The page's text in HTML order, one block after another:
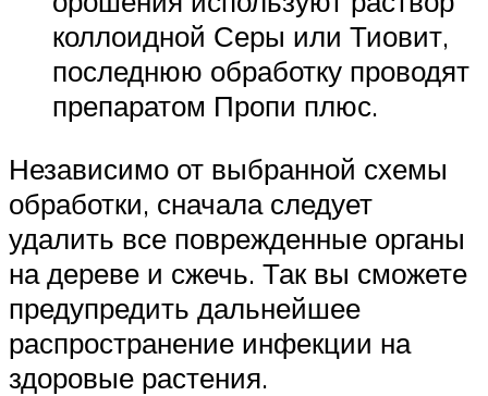
коллоидной Серы или Тиовит,
последнюю обработку проводят
препаратом Пропи плюс.
Независимо от выбранной схемы
обработки, сначала следует
удалить все поврежденные органы
на дереве и сжечь. Так вы сможете
предупредить дальнейшее
распространение инфекции на
здоровые растения.